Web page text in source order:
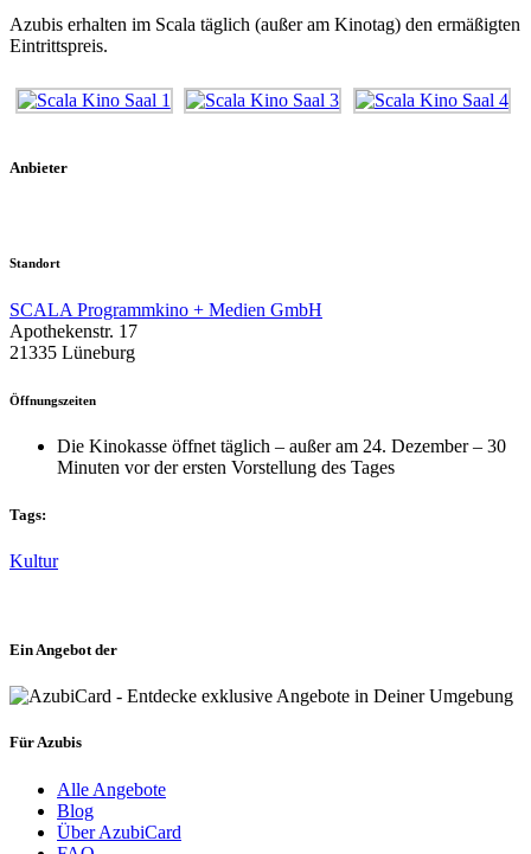
Azubis erhalten im Scala täglich (außer am Kinotag) den ermäßigten
Eintrittspreis.
Anbieter
Standort
SCALA Programmkino + Medien GmbH
Apothekenstr. 17
21335 Lüneburg
Öffnungszeiten
Die Kinokasse öffnet täglich – außer am 24. Dezember – 30
Minuten vor der ersten Vorstellung des Tages
Tags:
Kultur
Ein Angebot der
Für Azubis
Alle Angebote
Blog
Über AzubiCard